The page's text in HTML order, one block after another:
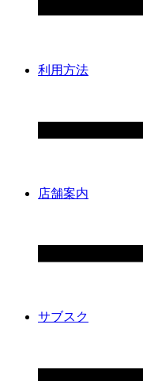
利用方法
店舗案内
サブスク